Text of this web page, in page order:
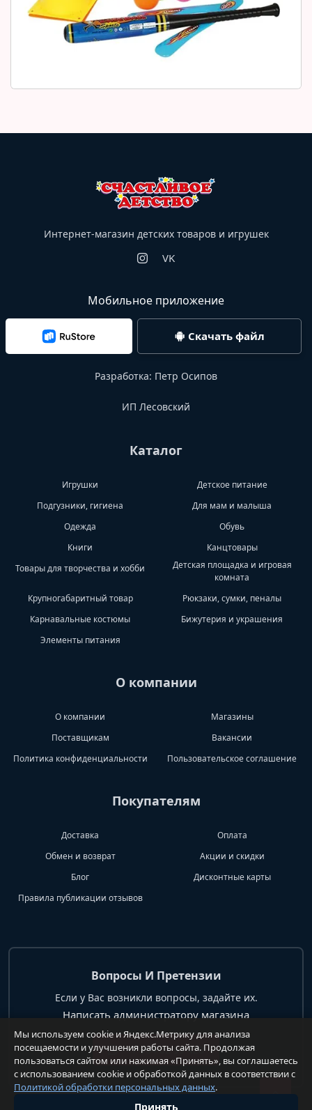
Интернет-магазин детских товаров и игрушек
VK
Мобильное приложение
Скачать файл
Разработка: Петр Осипов
ИП Лесовский
Каталог
Игрушки
Детское питание
Подгузники, гигиена
Для мам и малыша
Одежда
Обувь
Книги
Канцтовары
Товары для творчества и хобби
Детская площадка и игровая
комната
Крупногабаритный товар
Рюкзаки, сумки, пеналы
Карнавальные костюмы
Бижутерия и украшения
Элементы питания
О компании
О компании
Магазины
Поставщикам
Вакансии
Политика конфиденциальности
Пользовательское соглашение
Покупателям
Доставка
Оплата
Обмен и возврат
Акции и скидки
Блог
Дисконтные карты
Правила публикации отзывов
Вопросы И Претензии
Если у Вас возникли вопросы, задайте их.
Написать администратору магазина
+7 904 62 99 428
Мы используем cookie и Яндекс.Метрику для анализа
посещаемости и улучшения работы сайта. Продолжая
пользоваться сайтом или нажимая «Принять», вы соглашаетесь
с использованием cookie и обработкой данных в соответствии с
Политикой обработки персональных данных.
Принять